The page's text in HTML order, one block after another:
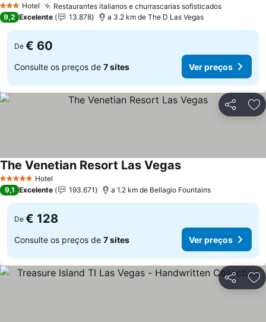
3 EstrelasHotel Restaurantes italianos e churrascarias sofisticados
9,2 Excelente 13.878 a 3.2 km de The D Las Vegas
De € 60
Consulte os preços de 7 sites Ver preços
Partilhar
5 Estrelas Hotel
The Venetian Resort Las Vegas
9,1 Excelente 193.671 a 1.2 km de Bellagio Fountains
De € 128
Consulte os preços de 7 sites Ver preços
Partilhar